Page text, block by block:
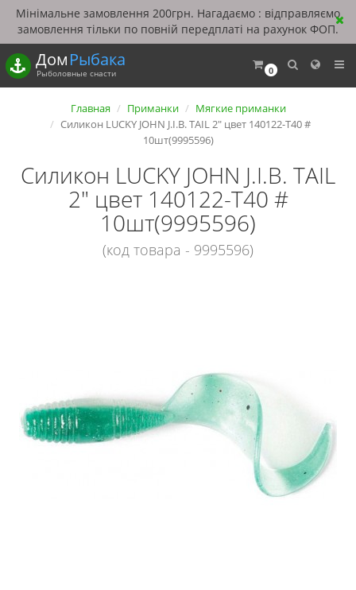
Мінімальне замовлення 200грн. Нагадаємо : відправляємо
замовлення тільки по повній передплаті на рахунок ФОП.
0
ДомРыбака
Рыболовные снасти
Главная Приманки
Мягкие приманки
Силикон LUCKY JOHN J.I.B. TAIL 2" цвет 140122-T40 #
10шт(9995596)
Силикон LUCKY JOHN J.I.B. TAIL
2" цвет 140122-T40 #
10шт(9995596)
(код товара - 9995596)